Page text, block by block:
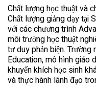
Chất lượng học thuật và
Chất lượng giảng dạy tại
với các chương trình
môi trường học thuật
tư duy phản biện.
Education, mô hình giáo
khuyến khích học sinh
và thực hành lãnh đạo